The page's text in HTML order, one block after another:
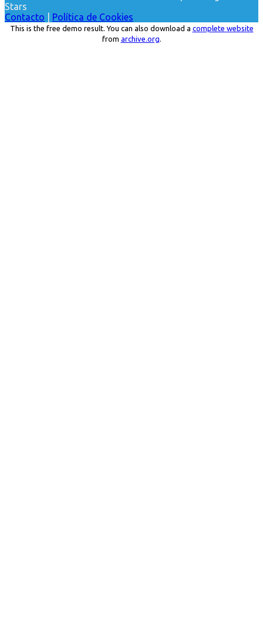
Stars
Contacto
Política de Cookies
This is the free demo result. You can also download a complete website
from archive.org.